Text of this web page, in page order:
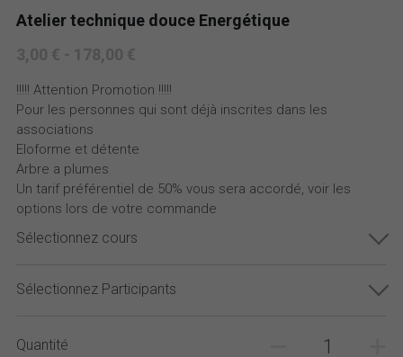
Atelier technique douce Energétique
3,00 € - 178,00 €
!!!!! Attention Promotion !!!!!
Pour les personnes qui sont déjà inscrites dans les
associations
Eloforme et détente
Arbre a plumes
Un tarif préférentiel de 50% vous sera accordé, voir les
options lors de votre commande
Sélectionnez cours
Sélectionnez Participants
Quantité